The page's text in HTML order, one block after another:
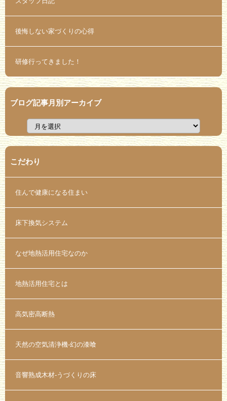
後悔しない家づくりの心得
研修行ってきました！
ブログ記事月別アーカイブ
こだわり
住んで健康になる住まい
床下換気システム
なぜ地熱活用住宅なのか
地熱活用住宅とは
高気密高断熱
天然の空気清浄機-幻の漆喰
音響熟成木材-うづくりの床